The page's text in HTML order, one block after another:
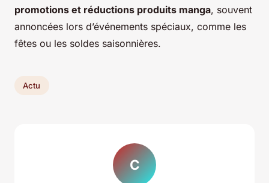
promotions et réductions produits manga, souvent
annoncées lors d’événements spéciaux, comme les
fêtes ou les soldes saisonnières.
Actu
C